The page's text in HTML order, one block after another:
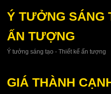
Ý TƯỞNG SÁNG
ẤN TƯỢNG
Ý tưởng sáng tạo - Thiết kế ấn tượng
GIÁ THÀNH